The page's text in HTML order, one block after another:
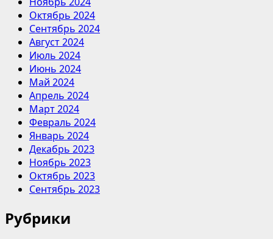
Октябрь 2024
Сентябрь 2024
Август 2024
Июль 2024
Июнь 2024
Май 2024
Апрель 2024
Март 2024
Февраль 2024
Январь 2024
Декабрь 2023
Ноябрь 2023
Октябрь 2023
Сентябрь 2023
Рубрики